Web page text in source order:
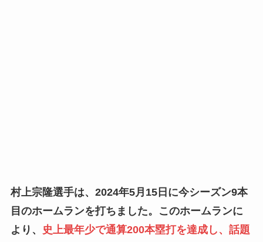
村上宗隆選手は、2024年5月15日に今シーズン9本
目のホームランを打ちました。このホームランに
より、
史上最年少で通算200本塁打を達成し、話題